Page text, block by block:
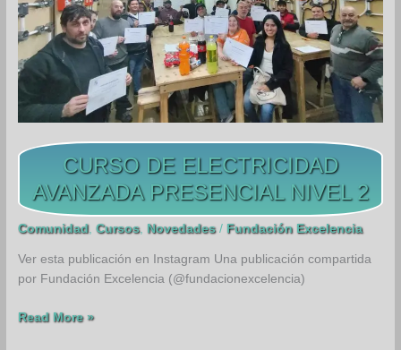
CURSO DE ELECTRICIDAD
AVANZADA PRESENCIAL NIVEL 2
Comunidad,Cursos, Novedades/ Fundación Excelencia
Ver esta publicación en Instagram Una publicación compartida
por Fundación Excelencia (@fundacionexcelencia)
CURSO
Read More »